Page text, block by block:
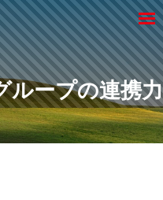
ループの連携力